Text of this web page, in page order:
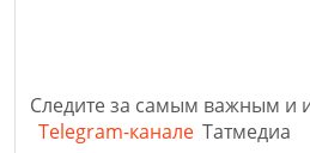
Следите за самым важным и
Telegram-канале Татмедиа